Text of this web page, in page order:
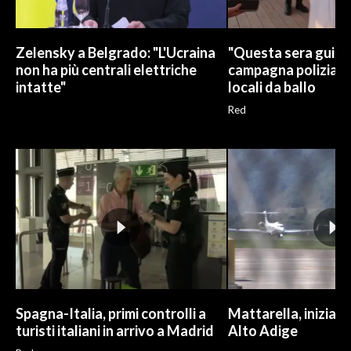
Zelensky a Belgrado: "L'Ucraina
non ha più centrali elettriche
intatte"
"Questa sera
campagna polizia
locali da ballo
Red
Spagna-Italia, primi controlli a
turisti italiani in arrivo a Madrid
Mattarella, iniziate
Alto Adige